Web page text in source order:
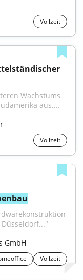
Vollzeit
Wachstums
aus....
Vollzeit
GmbH
Vollzeit